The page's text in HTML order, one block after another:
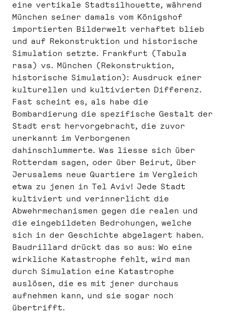
eine vertikale Stadtsilhouette, während
München seiner damals vom Königshof
importierten Bilderwelt verhaftet blieb
und auf Rekonstruktion und historische
Simulation setzte. Frankfurt (Tabula
rasa) vs. München (Rekonstruktion,
historische Simulation): Ausdruck einer
kulturellen und kultivierten Differenz.
Fast scheint es, als habe die
Bombardierung die spezifische Gestalt der
Stadt erst hervorgebracht, die zuvor
unerkannt im Verborgenen
dahinschlummerte. Was liesse sich über
Rotterdam sagen, oder über Beirut, über
Jerusalems neue Quartiere im Vergleich
etwa zu jenen in Tel Aviv! Jede Stadt
kultiviert und verinnerlicht die
Abwehrmechanismen gegen die realen und
die eingebildeten Bedrohungen, welche
sich in der Geschichte abgelagert haben.
Baudrillard drückt das so aus: Wo eine
wirkliche Katastrophe fehlt, wird man
durch Simulation eine Katastrophe
auslösen, die es mit jener durchaus
aufnehmen kann, und sie sogar noch
übertrifft.